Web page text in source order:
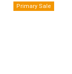
Primary Sale